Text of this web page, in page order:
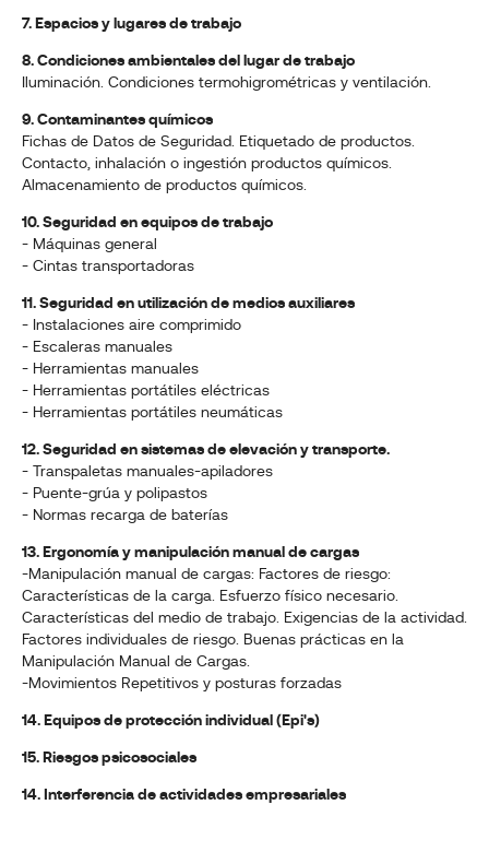
7. Espacios y lugares de trabajo
8. Condiciones ambientales del lugar de trabajo
Iluminación. Condiciones termohigrométricas y ventilación.
9. Contaminantes químicos
Fichas de Datos de Seguridad. Etiquetado de productos.
Contacto, inhalación o ingestión productos químicos.
Almacenamiento de productos químicos.
10. Seguridad en equipos de trabajo
- Máquinas general
- Cintas transportadoras
11. Seguridad en utilización de medios auxiliares
- Instalaciones aire comprimido
- Escaleras manuales
- Herramientas manuales
- Herramientas portátiles eléctricas
- Herramientas portátiles neumáticas
12. Seguridad en sistemas de elevación y transporte.
- Transpaletas manuales-apiladores
- Puente-grúa y polipastos
- Normas recarga de baterías
13. Ergonomía y manipulación manual de cargas
-Manipulación manual de cargas: Factores de riesgo:
Características de la carga. Esfuerzo físico necesario.
Características del medio de trabajo. Exigencias de la actividad.
Factores individuales de riesgo. Buenas prácticas en la
Manipulación Manual de Cargas.
-Movimientos Repetitivos y posturas forzadas
14. Equipos de protección individual (Epi's)
15. Riesgos psicosociales
14. Interferencia de actividades empresariales